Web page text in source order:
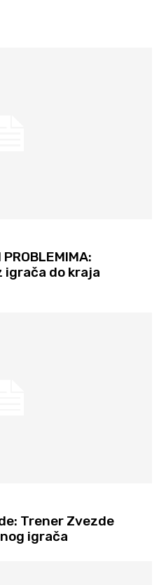
igrača do kraja
Trener Zvezde
igrača